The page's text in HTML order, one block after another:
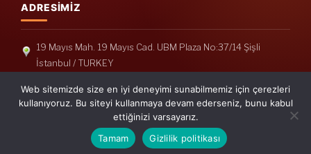
ADRESIMIZ
19 Mayıs Mah. 19 Mayıs Cad. UBM Plaza No:37/14 Şişli
İstanbul / TURKEY
Telefon: +90(212) 240 33 39
Telefon: +90(212) 248 19 36
info@erisymm.com
Web sitemizde size en iyi deneyimi sunabilmemiz için çerezleri
kullanıyoruz. Bu siteyi kullanmaya devam ederseniz, bunu kabul
ettiğinizi varsayarız.
Tamam
Gizlilik politikası